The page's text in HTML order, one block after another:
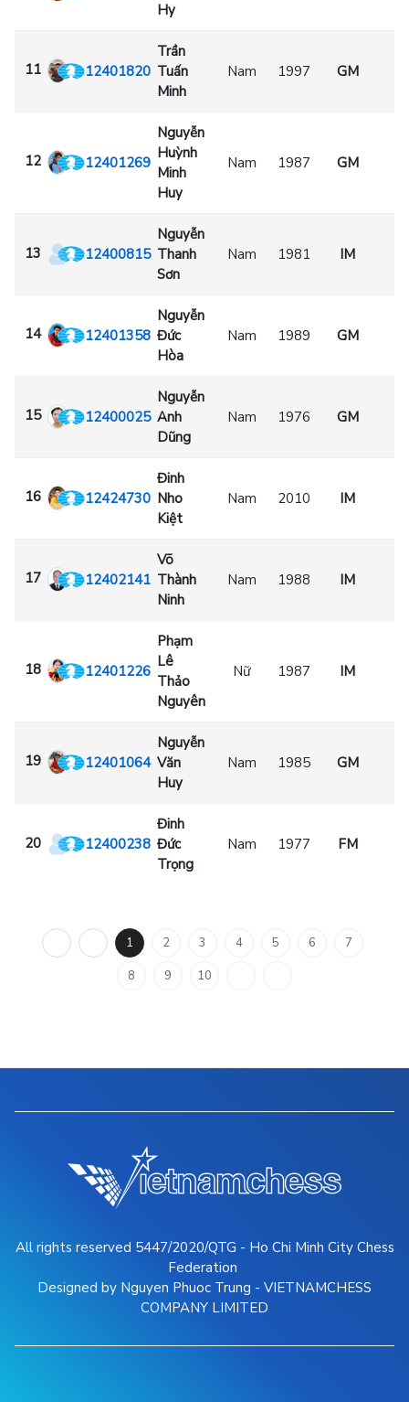
Hy
11 12401820
Trần
Tuấn
Minh
Nam 1997 GM
12 12401269
Nguyễn
Huỳnh
Minh
Huy
Nam 1987 GM
13 12400815
Nguyễn
Thanh
Sơn
Nam 1981 IM
14 12401358
Nguyễn
Đức
Hòa
Nam 1989 GM
15 12400025
Nguyễn
Anh
Dũng
Nam 1976 GM
16 12424730
Đinh
Nho
Kiệt
Nam 2010 IM
17 12402141
Võ
Thành
Ninh
Nam 1988 IM
18 12401226
Phạm
Lê
Thảo
Nguyên
Nữ 1987 IM
19 12401064
Nguyễn
Văn
Huy
Nam 1985 GM
20 12400238
Đinh
Đức
Trọng
Nam 1977 FM
1 2 3 4 5 6
7
8
9 10
All rights reserved 5447/2020/QTG - Ho Chi Minh City Chess
Federation
Designed by Nguyen Phuoc Trung - VIETNAMCHESS
COMPANY LIMITED